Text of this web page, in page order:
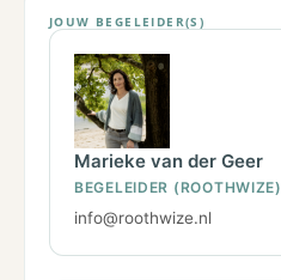
JOUW BEGELEIDER(S)
Marieke van der Geer
BEGELEIDER (ROOTHWIZE)
info@roothwize.nl